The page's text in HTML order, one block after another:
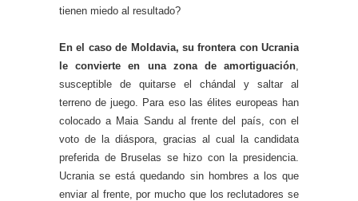
tienen miedo al resultado?
En el caso de Moldavia, su frontera con Ucrania
le convierte en una zona de amortiguación
susceptible de quitarse el chándal y saltar al
terreno de juego. Para eso las élites europeas han
colocado a Maia Sandu al frente del país, con el
voto de la diáspora, gracias al cual la candidata
preferida de Bruselas se hizo con la presidencia.
Ucrania se está quedando sin hombres a los que
enviar al frente, por mucho que los reclutadores se